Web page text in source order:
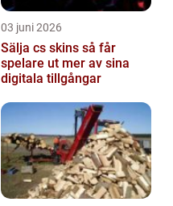
03 juni 2026
Sälja cs skins så får
spelare ut mer av sina
digitala tillgångar